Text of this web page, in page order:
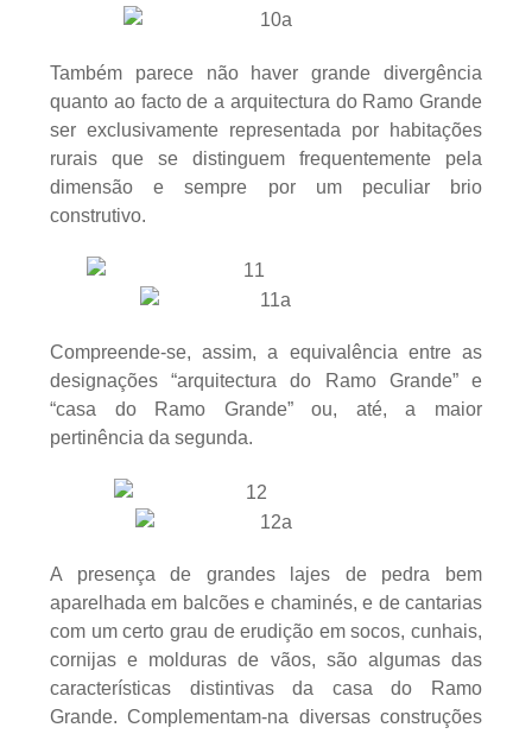
Também parece não haver grande divergência
quanto ao facto de a arquitectura do Ramo Grande
ser exclusivamente representada por habitações
rurais que se distinguem frequentemente pela
dimensão e sempre por um peculiar brio
construtivo.
Compreende-se, assim, a equivalência entre as
designações “arquitectura do Ramo Grande” e
“casa do Ramo Grande” ou, até, a maior
pertinência da segunda.
A presença de grandes lajes de pedra bem
aparelhada em balcões e chaminés, e de cantarias
com um certo grau de erudição em socos, cunhais,
cornijas e molduras de vãos, são algumas das
características distintivas da casa do Ramo
Grande. Complementam-na diversas construções